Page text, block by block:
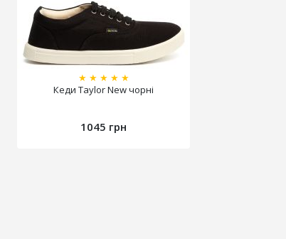
★ ★ ★ ★ ★
Кеди Taylor New чорні
1045 грн